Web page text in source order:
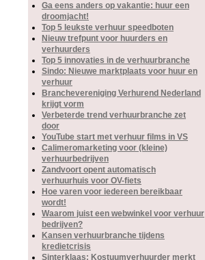
Ga eens anders op vakantie: huur een
droomjacht!
Top 5 leukste verhuur speedboten
Nieuw trefpunt voor huurders en
verhuurders
Top 5 innovaties in de verhuurbranche
Sindo: Nieuwe marktplaats voor huur en
verhuur
Branchevereniging Verhurend Nederland
krijgt vorm
Verbeterde trend verhuurbranche zet
door
YouTube start met verhuur films in VS
Calimeromarketing voor (kleine)
verhuurbedrijven
Zandvoort opent automatisch
verhuurhuis voor OV-fiets
Hoe varen voor iedereen bereikbaar
wordt!
Waarom juist een webwinkel voor verhuur
bedrijven?
Kansen verhuurbranche tijdens
kredietcrisis
Sinterklaas: Kostuumverhuurder merkt